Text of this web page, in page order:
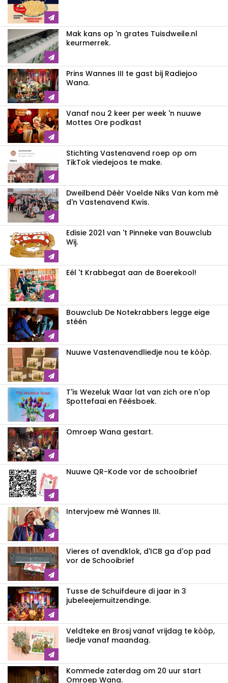
Mak kans op 'n grates Tuisdweile.nl
keurmerrek.
Prins Wannes III te gast bij Radiejoo
Wana.
Vanaf nou 2 keer per week 'n nuuwe
Mottes Ore podkast
Stichting Vastenavend roep op om
TikTok viedejoos te make.
Dweilbend Dèèr Voelde Niks Van kom mè
d'n Vastenavend Kwis.
Edisie 2021 van 't Pinneke van Bouwclub
Wij.
Eél 't Krabbegat aan de Boerekool!
Bouwclub De Notekrabbers legge eige
stéén
Nuuwe Vastenavendliedje nou te kòòp.
T'is Wezeluk Waar lat van zich ore n'op
Spottefaai en Féésboek.
Omroep Wana gestart.
Nuuwe QR-Kode vor de schooibrief
Intervjoew mè Wannes III.
Vieres of avendklok, d'ICB ga d'op pad
vor de Schooibrief
Tusse de Schuifdeure di jaar in 3
jubeleejemuitzendinge.
Veldteke en Brosj vanaf vrijdag te kòòp,
liedje vanaf maandag.
Kommede zaterdag om 20 uur start
Omroep Wana.